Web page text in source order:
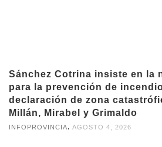
Sánchez Cotrina insiste en la
para la prevención de
declaración de zona
Millán, Mirabel y Grimaldo
INFOPROVINCIA, AGOSTO 4, 2026